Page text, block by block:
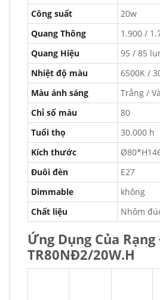
Công suất
20w
Quang Thông
1.900 /
Quang Hiệu
95 / 85
Nhiệt độ màu
6500K /
Màu ánh sáng
Trắng /
Chỉ số màu
80
Tuổi thọ
30.000 h
Kích thước
Đuôi đèn
E27
Dimmable
không
Chất liệu
Nhôm
Ứng Dụng Của
TR80NĐ2/20W.H